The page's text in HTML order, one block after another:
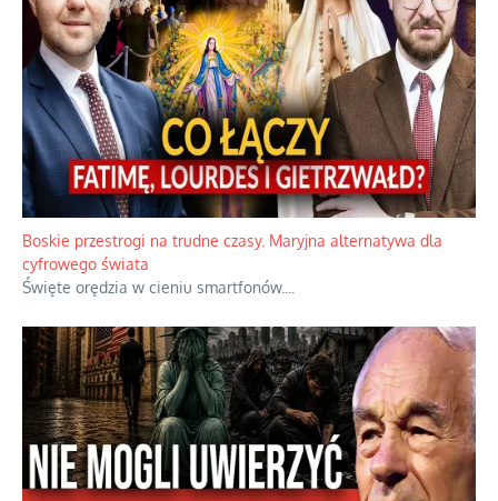
Boskie przestrogi na trudne czasy. Maryjna alternatywa dla
cyfrowego świata
Święte orędzia w cieniu smartfonów.